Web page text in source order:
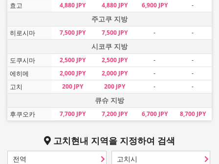
효고 4,880 JPY 4,880 JPY 6,900 JPY -
주고쿠 지방
히로시마 7,500 JPY 7,500 JPY - -
시코쿠 지방
도쿠시마 2,500 JPY 2,500 JPY - -
에히메 2,000 JPY 2,000 JPY - -
고치 200 JPY 200 JPY - -
큐슈 지방
후쿠오카 7,700 JPY 7,200 JPY 6,700 JPY 8,700 JPY
고치현내 지역을 지정하여 검색
전역 고치시